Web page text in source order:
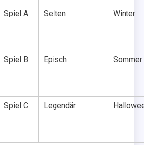
Spiel A Selten Winter
Spiel B Episch Sommer
Spiel C Legendär